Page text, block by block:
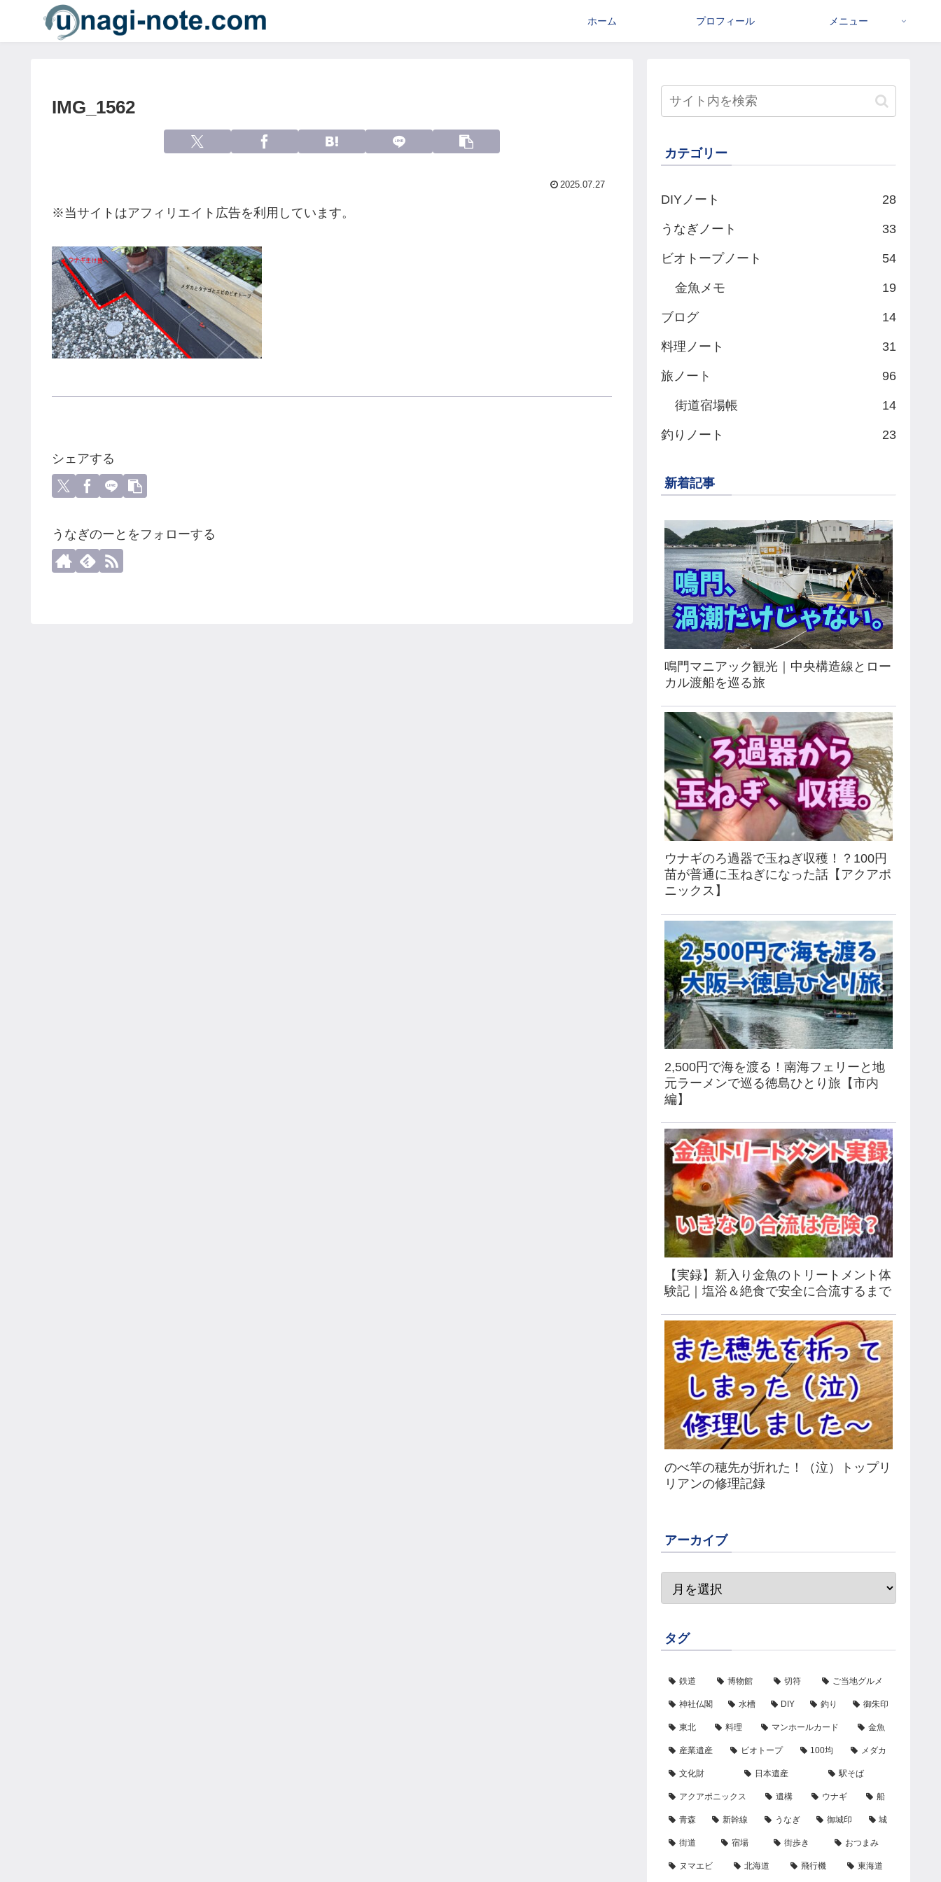
ホーム プロフィール メニュー
IMG_1562
2025.07.27
※当サイトはアフィリエイト広告を利用しています。
シェアする
うなぎのーとをフォローする
カテゴリー
DIYノート 28
うなぎノート 33
ビオトープノート 54
金魚メモ 19
ブログ 14
料理ノート 31
旅ノート 96
街道宿場帳 14
釣りノート 23
新着記事
鳴門マニアック観光｜中央構造線とロー
カル渡船を巡る旅
ウナギのろ過器で玉ねぎ収穫！？100円
苗が普通に玉ねぎになった話【アクアポ
ニックス】
2,500円で海を渡る！南海フェリーと地
元ラーメンで巡る徳島ひとり旅【市内
編】
【実録】新入り金魚のトリートメント体
験記｜塩浴＆絶食で安全に合流するまで
のべ竿の穂先が折れた！（泣）トップリ
リアンの修理記録
アーカイブ
タグ
鉄道 博物館 切符 ご当地グルメ
神社仏閣 水槽 DIY 釣り 御朱印
東北 料理 マンホールカード 金魚
産業遺産 ビオトープ 100均 メダカ
文化財 日本遺産 駅そば
アクアポニックス 遺構 ウナギ 船
青森 新幹線 うなぎ 御城印 城
街道 宿場 街歩き おつまみ
ヌマエビ 北海道 飛行機 東海道